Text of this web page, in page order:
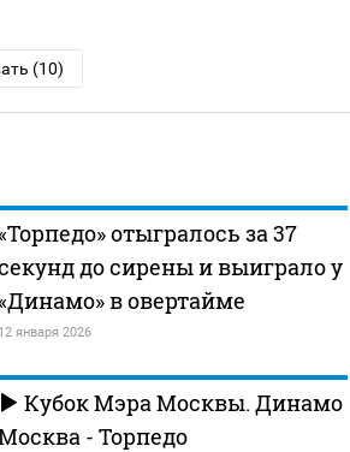
(10)
отыгралось за 37
до сирены и выиграло у
в овертайме
12 января 2026
Кубок Мэра Москвы. Динамо
- Торпедо